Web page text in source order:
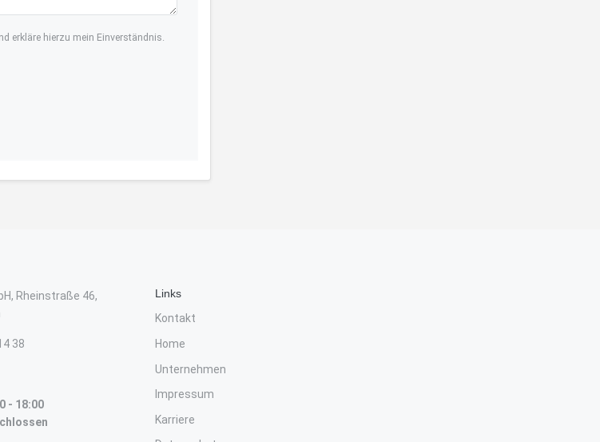
erkläre hierzu mein Einverständnis.
Rheinstraße 46,
38
- 18:00
Links
Kontakt
Home
Unternehmen
Impressum
Karriere